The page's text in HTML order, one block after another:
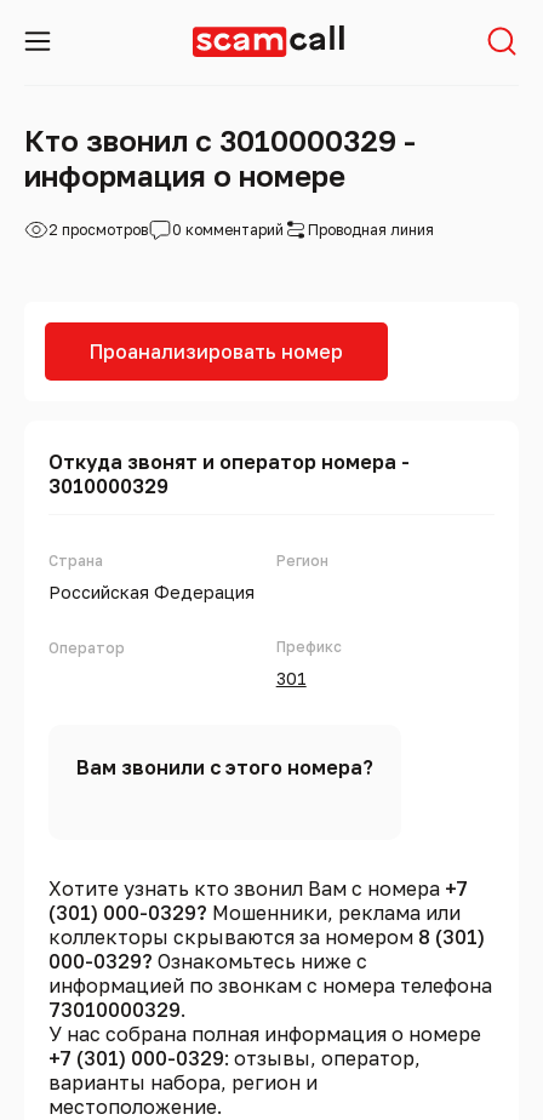
Кто звонил с 3010000329 -
информация о номере
2 просмотров 0 комментарий Проводная линия
Проанализировать номер
Откуда звонят и оператор номера -
3010000329
Страна
Российская Федерация
Оператор
Регион
Префикс
301
Вам звонили с этого номера?
Хотите узнать кто звонил Вам с номера +7
(301) 000-0329? Мошенники, реклама или
коллекторы скрываются за номером 8 (301)
000-0329? Ознакомьтесь ниже с
информацией по звонкам с номера телефона
73010000329.
У нас собрана полная информация о номере
+7 (301) 000-0329: отзывы, оператор,
варианты набора, регион и
местоположение.